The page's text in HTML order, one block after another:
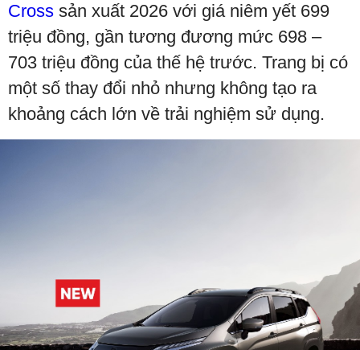
Cross sản xuất 2026 với giá niêm yết 699
triệu đồng, gần tương đương mức 698 –
703 triệu đồng của thế hệ trước. Trang bị có
một số thay đổi nhỏ nhưng không tạo ra
khoảng cách lớn về trải nghiệm sử dụng.